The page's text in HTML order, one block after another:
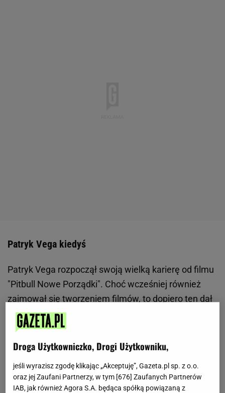
Patryk Vega kiedyś
Patryk Vega rozpoczął swoją wielką karierę od filmu
"Pitbull Nowe Porządki". Choć wcześniej również
zajmował się tworzeniem filmów, to dopiero ten dał
mu ogromną rozpoznawalność. Dotychczas Vega
nie mógł pochwalić się szczupłą sylwetką, ale
najnowsze zdjęcia potwierdzają, że teraz bardzo
metamorfoza jest tak ogromna, że Patryk nie
przypomina dawnego siebie.
Droga Użytkowniczko, Drogi Użytkowniku,
jeśli wyrazisz zgodę klikając „Akceptuję”, Gazeta.pl sp. z o.o.
oraz jej Zaufani Partnerzy, w tym [ 676 ] Zaufanych Partnerów
IAB, jak również Agora S.A. będąca spółką powiązaną z